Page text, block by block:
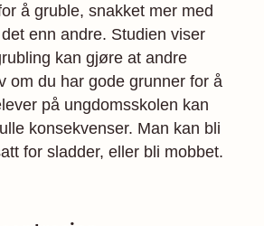
å gruble, snakket mer med
enn andre. Studien viser
kan gjøre at andre
om du har gode grunner for å
på ungdomsskolen kan
konsekvenser. Man kan bli
for sladder, eller bli mobbet.